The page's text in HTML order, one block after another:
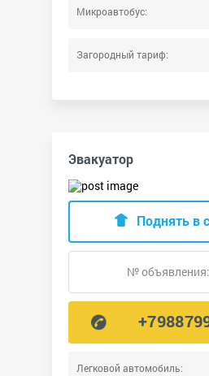
Микроавтобус:
Загородный тариф:
Эвакуатор
Легковой автомобиль:
Поднять в
№